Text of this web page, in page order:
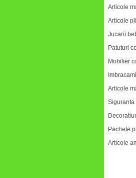
Articole
Articole
Jucarii
Patuturi
Mobilier
Articole
Siguranta
Pachete
Articole